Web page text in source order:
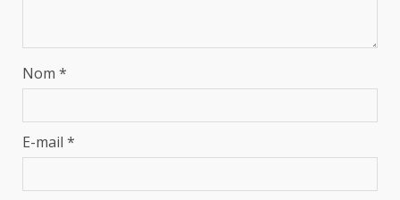
Nom *
E-mail *